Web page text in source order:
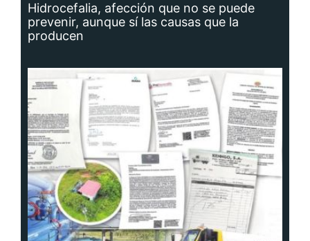
Hidrocefalia, afección que no se puede
prevenir, aunque sí las causas que la
producen